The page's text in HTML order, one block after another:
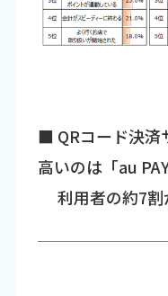
■ QRコード決済
高いのは「au PAY
利用者の約7割